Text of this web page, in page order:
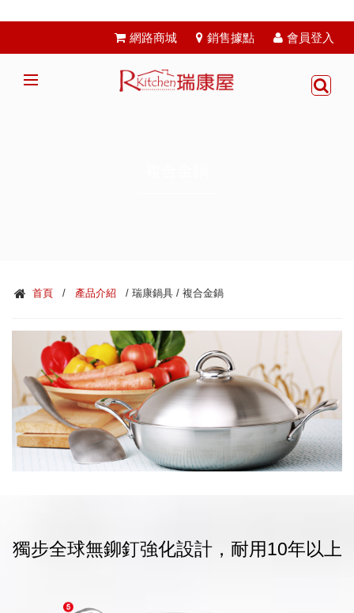
網路商城 銷售據點 會員登入
首頁 / 產品介紹 / 瑞康鍋具 / 複合金鍋
獨步全球無鉚釘強化設計，耐用10年以上